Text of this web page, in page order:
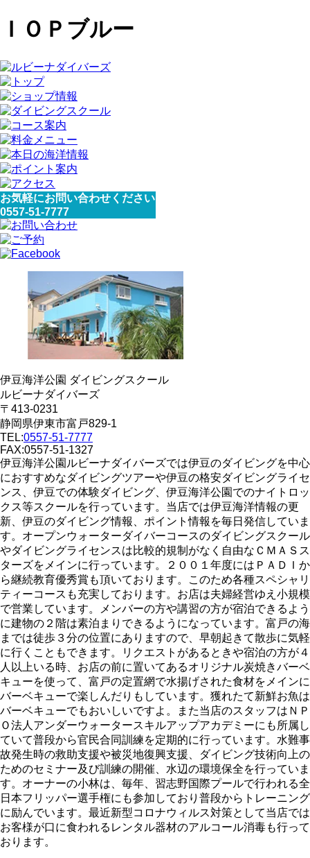
ＩＯＰブルー
お気軽にお問い合わせください
0557-51-7777
伊豆海洋公園 ダイビングスクール
ルビーナダイバーズ
〒413-0231
静岡県伊東市富戸829-1
TEL:0557-51-7777
FAX:0557-51-1327
伊豆海洋公園ルビーナダイバーズでは伊豆のダイビングを中心
におすすめなダイビングツアーや伊豆の格安ダイビングライセ
ンス、伊豆での体験ダイビング、伊豆海洋公園でのナイトロッ
クス等スクールを行っています。当店では伊豆海洋情報の更
新、伊豆のダイビング情報、ポイント情報を毎日発信していま
す。オープンウォーターダイバーコースのダイビングスクール
やダイビングライセンスは比較的規制がなく自由なＣＭＡＳス
ターズをメインに行っています。２００１年度にはＰＡＤＩか
ら継続教育優秀賞も頂いております。このため各種スペシャリ
ティーコースも充実しております。お店は夫婦経営ゆえ小規模
で営業しています。メンバーの方や講習の方が宿泊できるよう
に建物の２階は素泊まりできるようになっています。富戸の海
までは徒歩３分の位置にありますので、早朝起きて散歩に気軽
に行くこともできます。リクエストがあるときや宿泊の方が４
人以上いる時、お店の前に置いてあるオリジナル炭焼きバーベ
キューを使って、富戸の定置網で水揚げされた食材をメインに
バーベキューで楽しんだりもしています。獲れたて新鮮お魚は
バーベキューでもおいしいですよ。また当店のスタッフはＮＰ
Ｏ法人アンダーウォータースキルアップアカデミーにも所属し
ていて普段から官民合同訓練を定期的に行っています。水難事
故発生時の救助支援や被災地復興支援、ダイビング技術向上の
ためのセミナー及び訓練の開催、水辺の環境保全を行っていま
す。オーナーの小林は、毎年、習志野国際プールで行われる全
日本フリッパー選手権にも参加しており普段からトレーニング
に励んでいます。最近新型コロナウィルス対策として当店では
お客様が口に食われるレンタル器材のアルコール消毒も行って
おります。